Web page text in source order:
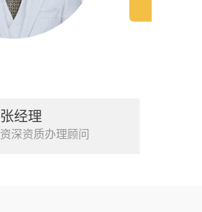
张经理
资深资质办理顾问